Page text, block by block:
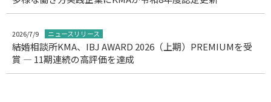
2026/7/9 ニュースリリース
結婚相談所KMA、IBJ AWARD 2026（上期）PREMIUMを受
賞 ― 11期連続の高評価を達成